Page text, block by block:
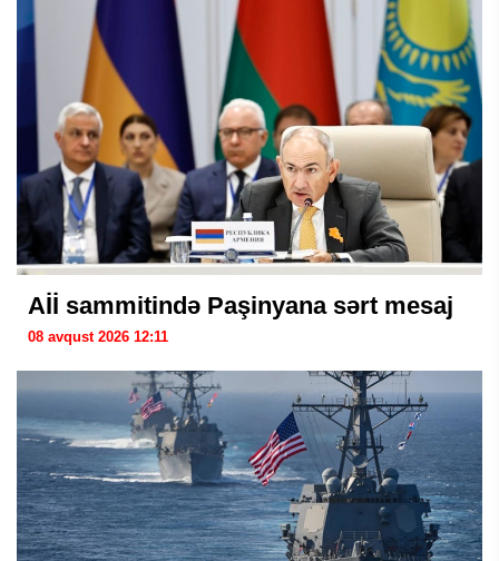
Aİİ sammitində Paşinyana sərt mesaj
08 avqust 2026 12:11